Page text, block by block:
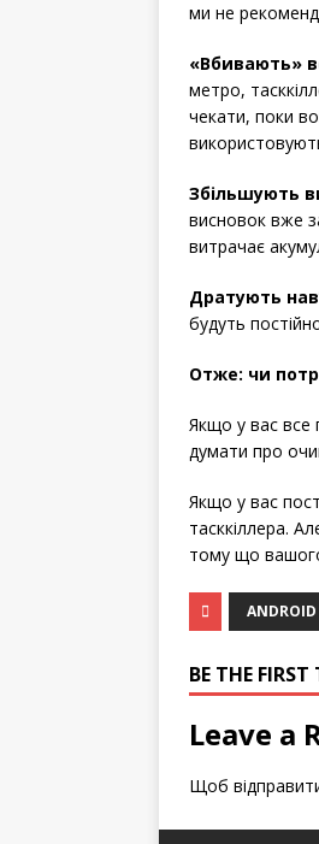
ми не
«Вбивають»
метро,
чекати, поки
Збільшують
висновок вже
витрачає
Дратують
будуть
Отже: чи
Якщо у вас все
думати про
Якщо у вас
тасккіллера.
тому що
ANDROID
BE THE
Leave a
Щоб